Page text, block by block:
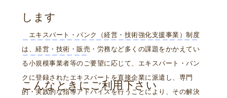
します
＿＿＿＿＿＿＿＿＿＿＿＿＿＿＿＿＿＿＿＿＿＿＿＿
＿＿＿＿＿＿＿＿＿
エキスパート・バンク（経営・技術強化支援事業）制度
は、経営・技術・販売・労務など多くの課題をかかえてい
る小規模事業者等のご要望に応じて、エキスパート・バン
クに登録されたエキスパートを直接企業に派遣し、専門
的・実践的な指導アドバイスを行うことにより、その解決
こんなときにご利用下さい